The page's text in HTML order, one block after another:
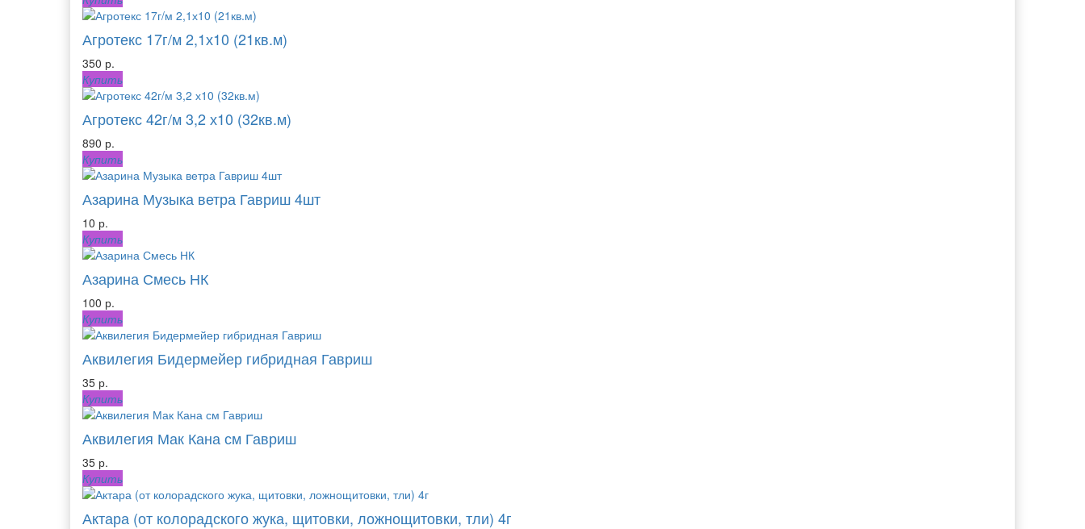
Агротекс 17г/м 2,1х10 (21кв.м)
350 р.
Купить
Агротекс 42г/м 3,2 х10 (32кв.м)
890 р.
Купить
Азарина Музыка ветра Гавриш 4шт
10 р.
Купить
Азарина Смесь НК
100 р.
Купить
Аквилегия Бидермейер гибридная Гавриш
35 р.
Купить
Аквилегия Мак Кана см Гавриш
35 р.
Купить
Актара (от колорадского жука, щитовки, ложнощитовки, тли) 4г